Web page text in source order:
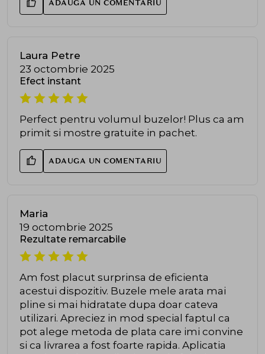
ADAUGA UN COMENTARIU
Laura Petre
23 octombrie 2025
Efect instant
Perfect pentru volumul buzelor! Plus ca am
primit si mostre gratuite in pachet.
ADAUGA UN COMENTARIU
Maria
19 octombrie 2025
Rezultate remarcabile
Am fost placut surprinsa de eficienta
acestui dispozitiv. Buzele mele arata mai
pline si mai hidratate dupa doar cateva
utilizari. Apreciez in mod special faptul ca
pot alege metoda de plata care imi convine
si ca livrarea a fost foarte rapida. Aplicatia